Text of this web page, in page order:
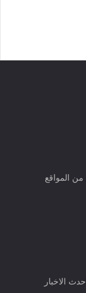
من المواقع
الاخبار